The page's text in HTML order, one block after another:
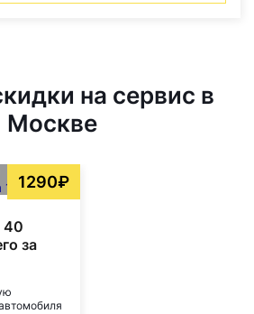
на сервис в
Москве
1290₽
40
за